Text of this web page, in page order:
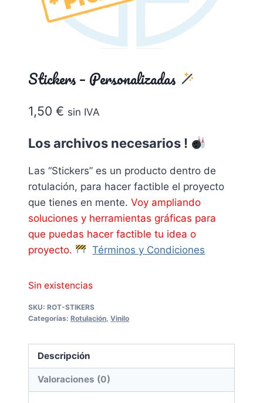
Stickers – Personalizadas
1,50 € sin IVA
Los archivos necesarios !
Las “Stickers” es un producto dentro de
rotulación, para hacer factible el proyecto
que tienes en mente. Voy ampliando
soluciones y herramientas gráficas para
que puedas hacer factible tu idea o
proyecto.
Términos y Condiciones
Sin existencias
SKU: ROT-STIKERS
Categorías: Rotulación, Vinilo
Descripción
Valoraciones (0)